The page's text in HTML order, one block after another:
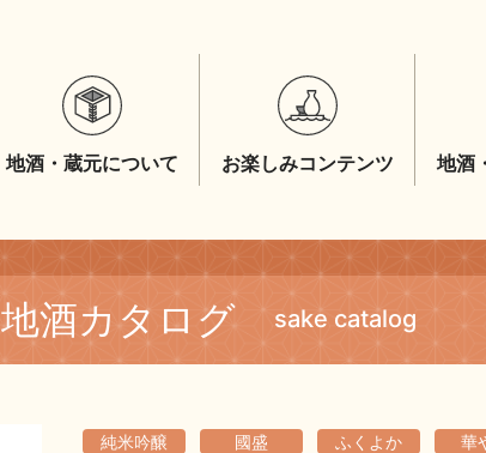
地酒・蔵元について お楽しみコンテンツ 地酒
地酒カタログ sake catalog
純米吟醸 國盛 ふくよか 華